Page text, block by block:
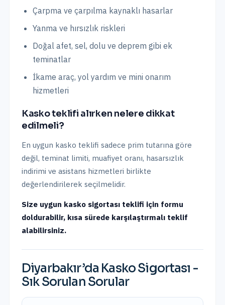
Çarpma ve çarpılma kaynaklı hasarlar
Yanma ve hırsızlık riskleri
Doğal afet, sel, dolu ve deprem gibi ek
teminatlar
İkame araç, yol yardım ve mini onarım
hizmetleri
Kasko teklifi alırken nelere dikkat
edilmeli?
En uygun kasko teklifi sadece prim tutarına göre
değil, teminat limiti, muafiyet oranı, hasarsızlık
indirimi ve asistans hizmetleri birlikte
değerlendirilerek seçilmelidir.
Size uygun kasko sigortası teklifi için formu
doldurabilir, kısa sürede karşılaştırmalı teklif
alabilirsiniz.
Diyarbakır’da Kasko Sigortası -
Sık Sorulan Sorular